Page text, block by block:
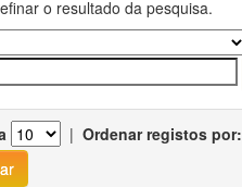
o resultado da pesquisa.
| Ordenar registos por: